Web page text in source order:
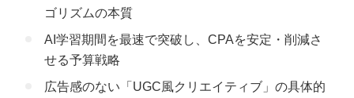
ゴリズムの本質
AI学習期間を最速で突破し、CPAを安定・削減さ
せる予算戦略
広告感のない「UGC風クリエイティブ」の具体的